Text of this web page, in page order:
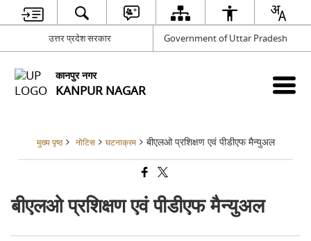
उत्तर प्रदेश सरकार Government of Uttar Pradesh
कानपुर नगर
KANPUR NAGAR
मुख्य पृष्ठ नोटिस घटनाक्रम बीएलओ प्रशिक्षण एवं पीडीएफ मैन्युअल
बीएलओ प्रशिक्षण एवं पीडीएफ मैन्युअल